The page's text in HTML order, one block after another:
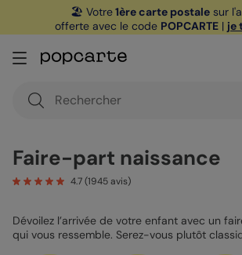
🏖️ Votre1ère carte postale sur
offerte avec le code POPCARTE| je
sur vos cartes préférées pour en
Faire-part naissance
4.7(1945avis)
Dévoilez l’arrivée de votre enfant avec un
qui vous ressemble. Serez-vous plutôt